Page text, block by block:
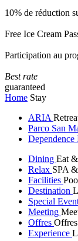
10% de réduction
Free Ice Cream
Participation au
Best rate
guaranteed
Home Stay
ARIA
Parco San
Dependence
Dining Eat
Relax SPA
Facilities
Destination
Special
Meeting
Offres
Experience